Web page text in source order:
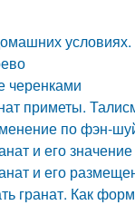
черенками
приметы.
по фэн-
и его
и его
гранат. Как